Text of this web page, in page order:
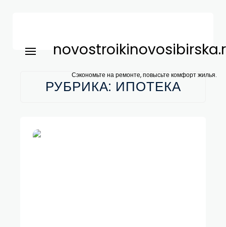
Сэкономьте на ремонте, повысьте комфорт жилья.
РУБРИКА: ИПОТЕКА